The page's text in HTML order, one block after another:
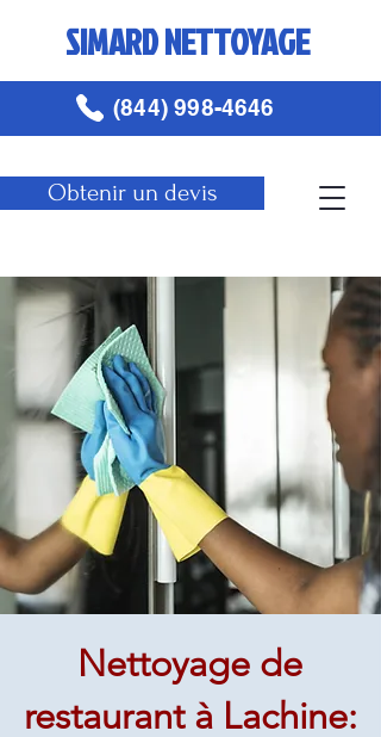
SIMARD NETTOYAGE
Obtenir un devis
(844) 998-4646
Nettoyage de
restaurant à Lachine: